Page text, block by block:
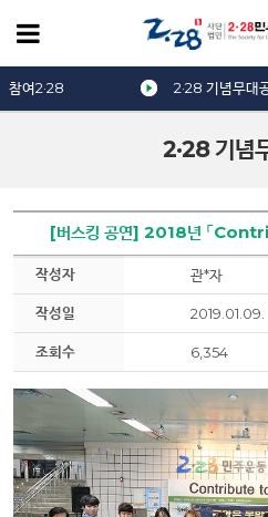
2·28 기념
참여2·28 2·28 기념무대
[버스킹 공연] 2018년 「
작성자 관*자
작성일 2019.01.09.
조회수 6,354